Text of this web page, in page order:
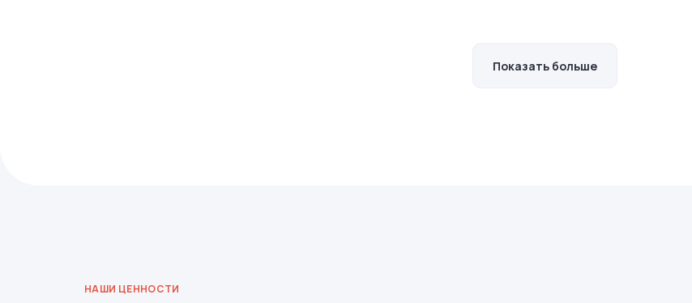
Показать больше
НАШИ ЦЕННОСТИ